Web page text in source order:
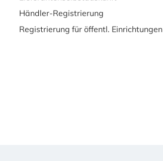
Händler-Registrierung
Registrierung für öffentl. Einrichtungen